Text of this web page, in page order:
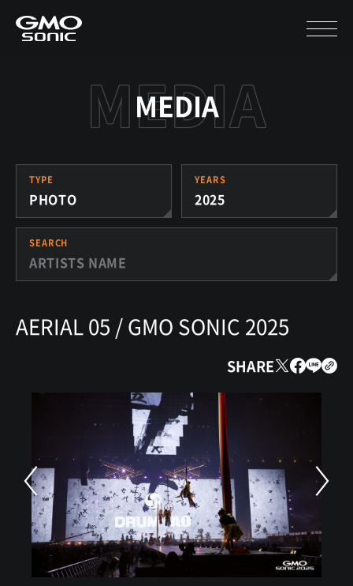
MEDIA
TYPE
PHOTO
YEARS
2025
SEARCH
AERIAL 05 / GMO SONIC 2025
SHARE